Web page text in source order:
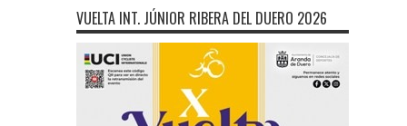
VUELTA INT. JÚNIOR RIBERA DEL DUERO 2026